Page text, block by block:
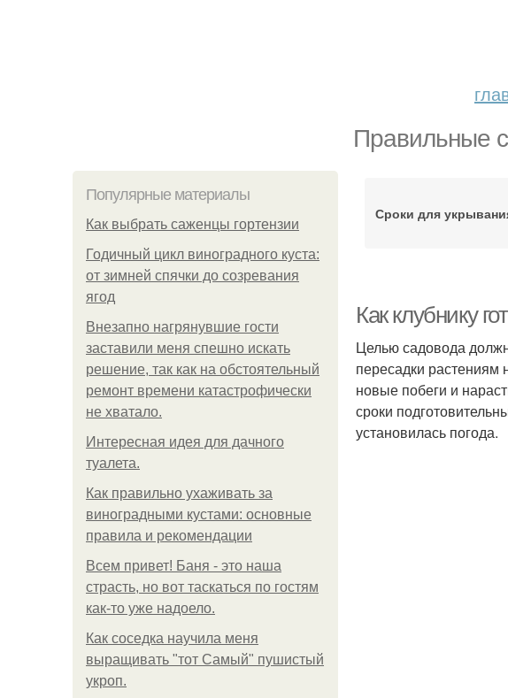
Правильные
Популярные материалы
Как выбрать саженцы гортензии
Годичный цикл виноградного куста:
от зимней спячки до созревания
ягод
Внезапно нагрянувшие гости
заставили меня спешно искать
решение, так как на обстоятельный
ремонт времени катастрофически
не хватало.
Интересная идея для дачного
туалета.
Как правильно ухаживать за
виноградными кустами: основные
правила и рекомендации
Всем привет! Баня - это наша
страсть, но вот таскаться по гостям
как-то уже надоело.
Как соседка научила меня
выращивать "тот Самый" пушистый
укроп.
Сроки для
Как клубнику
Целью садовода
пересадки растениям
новые побеги и
сроки
установилась погода.